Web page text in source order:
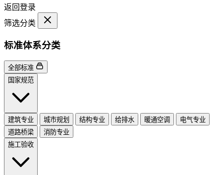
返回登录
筛选分类
标准体系分类
全部标准
国家规范
建筑专业 城市规划 结构专业 给排水 暖通空调
电气专业
道路桥梁
消防专业
施工验收